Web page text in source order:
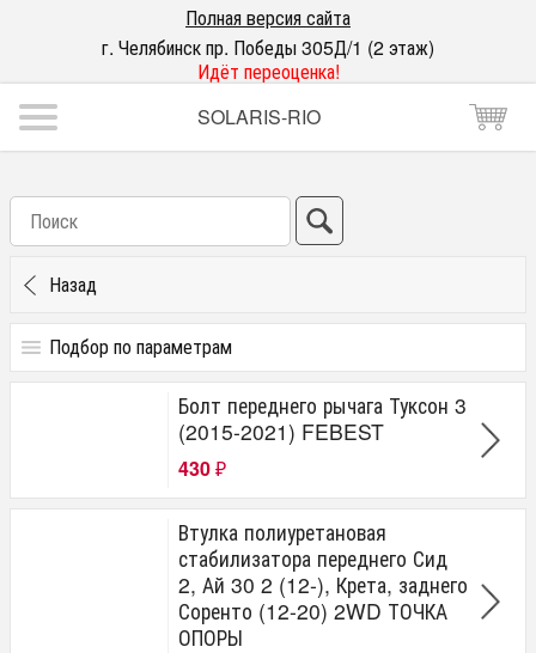
Полная версия сайта
г. Челябинск пр. Победы 305Д/1 (2 этаж)
Идёт переоценка!
SOLARIS-RIO
Назад
Подбор по параметрам
Подвеска
втулки стабилизатора
стойки стабилизатора
ступичные
шпильки, гайки колесные
Болт переднего рычага Туксон 3
(2015-2021) FEBEST
430 ₽
Втулка полиуретановая
стабилизатора переднего Сид
2, Ай 30 2 (12-), Крета, заднего
Соренто (12-20) 2WD ТОЧКА
ОПОРЫ